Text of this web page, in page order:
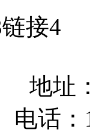
链接4
地址
电话